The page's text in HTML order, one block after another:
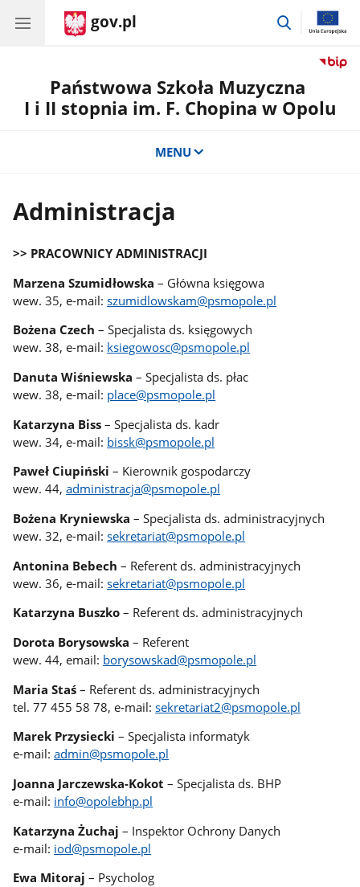
gov.pl
przejdź
Państwowa Szkoła Muzyczna
I i II stopnia im. F. Chopina w Opolu
MENU
Administracja
>> PRACOWNICY ADMINISTRACJI
Marzena Szumidłowska– Główna księgowa
wew. 35, e-mail:szumidlowskam@psmopole.pl
Bożena Czech– Specjalista ds. księgowych
wew. 38, e-mail: ksiegowosc@psmopole.pl
Danuta Wiśniewska – Specjalista ds. płac
wew. 38, e-mail: place@psmopole.pl
Katarzyna Biss – Specjalista ds. kadr
wew. 34, e-mail: bissk@psmopole.pl
Paweł Ciupiński– Kierownik gospodarczy
wew. 44,administracja@psmopole.pl
Bożena Kryniewska – Specjalista ds. administracyjnych
wew. 32, e-mail:sekretariat@psmopole.pl
Antonina Bebech– Referent ds. administracyjnych
wew. 36, e-mail:sekretariat@psmopole.pl
Katarzyna Buszko– Referent ds. administracyjnych
Dorota Borysowska – Referent
wew. 44, email: borysowskad@psmopole.pl
Maria Staś– Referent ds. administracyjnych
tel. 77 455 58 78, e-mail:sekretariat2@psmopole.pl
Marek Przysiecki – Specjalista informatyk
e-mail:admin@psmopole.pl
Joanna Jarczewska-Kokot – Specjalista ds. BHP
e-mail: info@opolebhp.pl
Katarzyna Żuchaj – Inspektor Ochrony Danych
e-mail: iod@psmopole.pl
Ewa Mitoraj – Psycholog